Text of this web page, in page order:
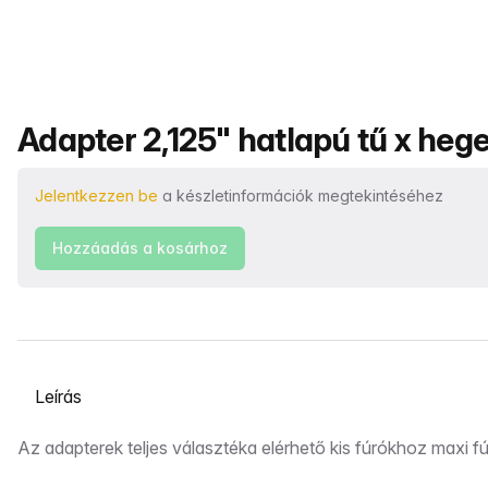
Termék neve
Adapter 2,125" hatlapú tű x
Jelentkezzen be a készletinformációk megtekintéséhez
Hozzáadás a kosárhoz
Válasszon ki egy lapot
Leírás
Az adapterek teljes választéka elérhető kis fúrókhoz maxi